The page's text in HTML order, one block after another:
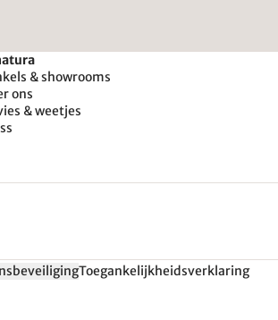
& showrooms
ons
& weetjes
Toegankelijkheidsverklaring